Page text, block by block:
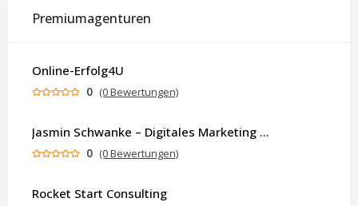
Premiumagenturen
Online-Erfolg4U
0 (0 Bewertungen)
Jasmin Schwanke – Digitales Marketing & KI-gestützte Contenterstellung
0 (0 Bewertungen)
Rocket Start Consulting